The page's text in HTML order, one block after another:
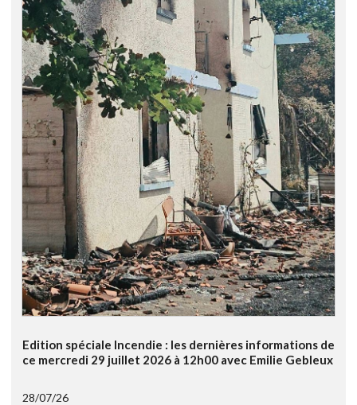
Edition spéciale Incendie : les dernières informations de
ce mercredi 29 juillet 2026 à 12h00 avec Emilie Gebleux
28/07/26